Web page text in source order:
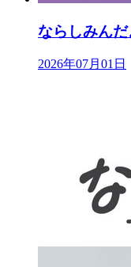
ならしみんだ
2026年07月01日